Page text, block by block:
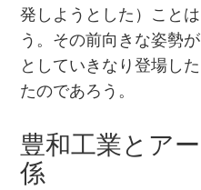
発しようとした）こと
う。その前向きな姿勢
としていきなり登場し
たのであろう。
豊和工業とア
係